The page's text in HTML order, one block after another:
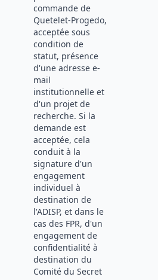
commande de
Quetelet-Progedo,
acceptée sous
condition de
statut, présence
d'une adresse e-
mail
institutionnelle et
d'un projet de
recherche. Si la
demande est
acceptée, cela
conduit à la
signature d'un
engagement
individuel à
destination de
l'ADISP, et dans le
cas des FPR, d'un
engagement de
confidentialité à
destination du
Comité du Secret